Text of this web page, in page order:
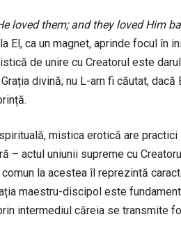
loved them; and they loved Him
El, ca un magnet, aprinde focul
de unire cu Creatorul este
divină; nu L-am fi căutat,
mistica erotică are
– actul uniunii supreme cu
la acestea îl reprezintă
maestru-discipol este
intermediul căreia se transmite